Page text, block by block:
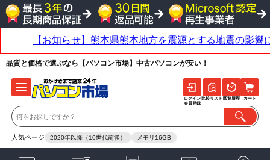
品質と価格で選ぶなら【パソコン市場】中古パソコンが安い！
人気ページ 2020年以降（10世代前後） メモリ16GB
ログイン
会員登録
比較リスト 閲覧履歴 カート